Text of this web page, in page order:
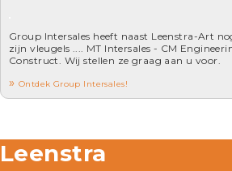
Group Intersales heeft naast Leenstra-Art
zijn vleugels .... MT Intersales - CM
Construct. Wij stellen ze graag aan u voor.
Ontdek Group Intersales!
Leenstra